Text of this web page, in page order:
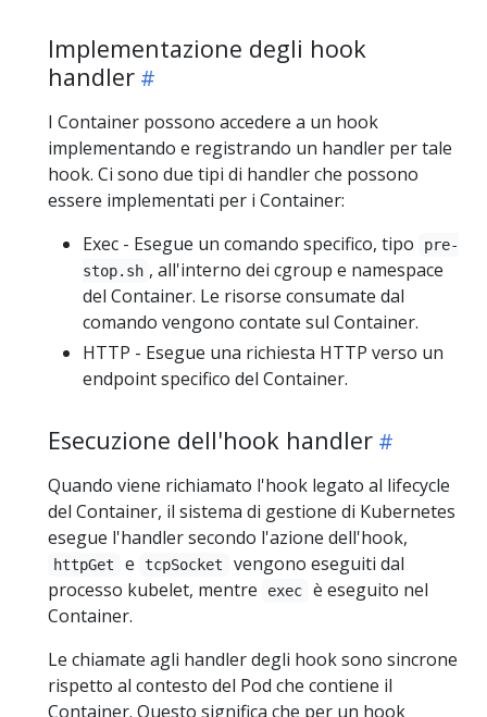
Implementazione degli hook
handler
I Container possono accedere a un hook
implementando e registrando un handler per tale
hook. Ci sono due tipi di handler che possono
essere implementati per i Container:
Exec - Esegue un comando specifico, tipo
pre-
stop.sh , all'interno dei cgroup e namespace
del Container. Le risorse consumate dal
comando vengono contate sul Container.
HTTP - Esegue una richiesta HTTP verso un
endpoint specifico del Container.
Esecuzione dell'hook handler
Quando viene richiamato l'hook legato al lifecycle
del Container, il sistema di gestione di Kubernetes
esegue l'handler secondo l'azione dell'hook,
httpGet e tcpSocket
vengono eseguiti dal
processo kubelet, mentre
exec
è eseguito nel
Container.
Le chiamate agli handler degli hook sono sincrone
rispetto al contesto del Pod che contiene il
Container. Questo significa che per un hook